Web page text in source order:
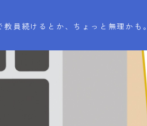
教員続けるとか、ちょっと無理かも。